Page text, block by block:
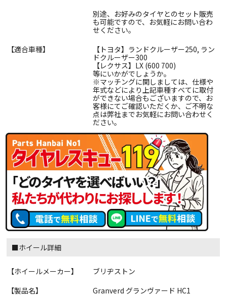
別途、お好みのタイヤとのセット販売
も可能ですので、お気軽にお問い合わ
せください。
【適合車種】
【トヨタ】ランドクルーザー250, ラン
ドクルーザー300
【レクサス】LX (600 700)
等にいかがでしょうか。
※マッチングに関しましては、仕様や
年式などにより上記車種すべてに取付
ができない場合もございますので、お
客様にてご確認いただくか、ご不明な
点は弊社までお気軽にお問い合わせく
ださい。
■ホイール詳細
【ホイールメーカー】
ブリヂストン
【製品名】
Granverd グランヴァード HC1